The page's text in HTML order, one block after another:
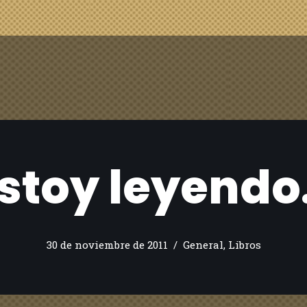
30 de noviembre de 2011 General, Libros